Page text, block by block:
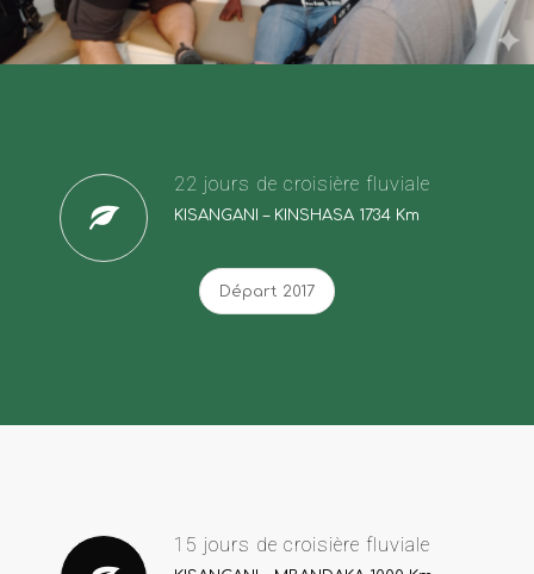
22 jours de croisière fluviale
KISANGANI – KINSHASA 1734 Km
Départ 2017
15 jours de croisière fluviale